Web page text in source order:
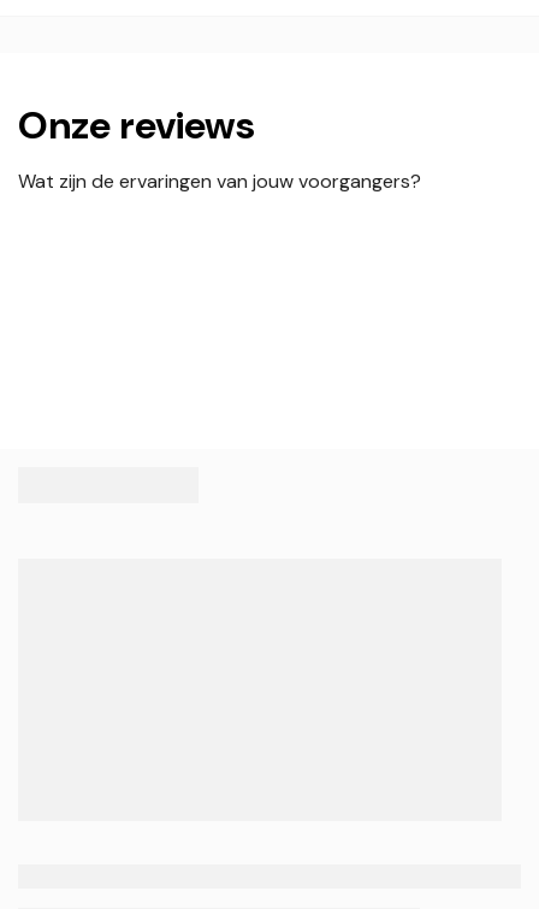
Onze reviews
Wat zijn de ervaringen van jouw voorgangers?